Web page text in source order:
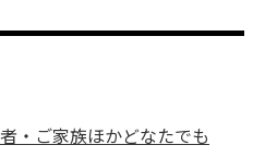
・ご家族ほかどなたでも